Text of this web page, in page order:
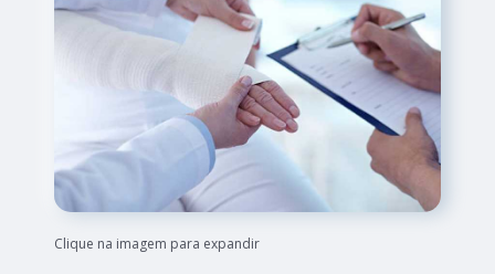
Clique na imagem para expandir